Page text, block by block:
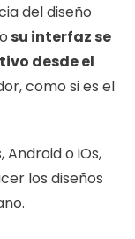
del diseño
su interfaz se
desde el
como si es el
o iOs,
los diseños